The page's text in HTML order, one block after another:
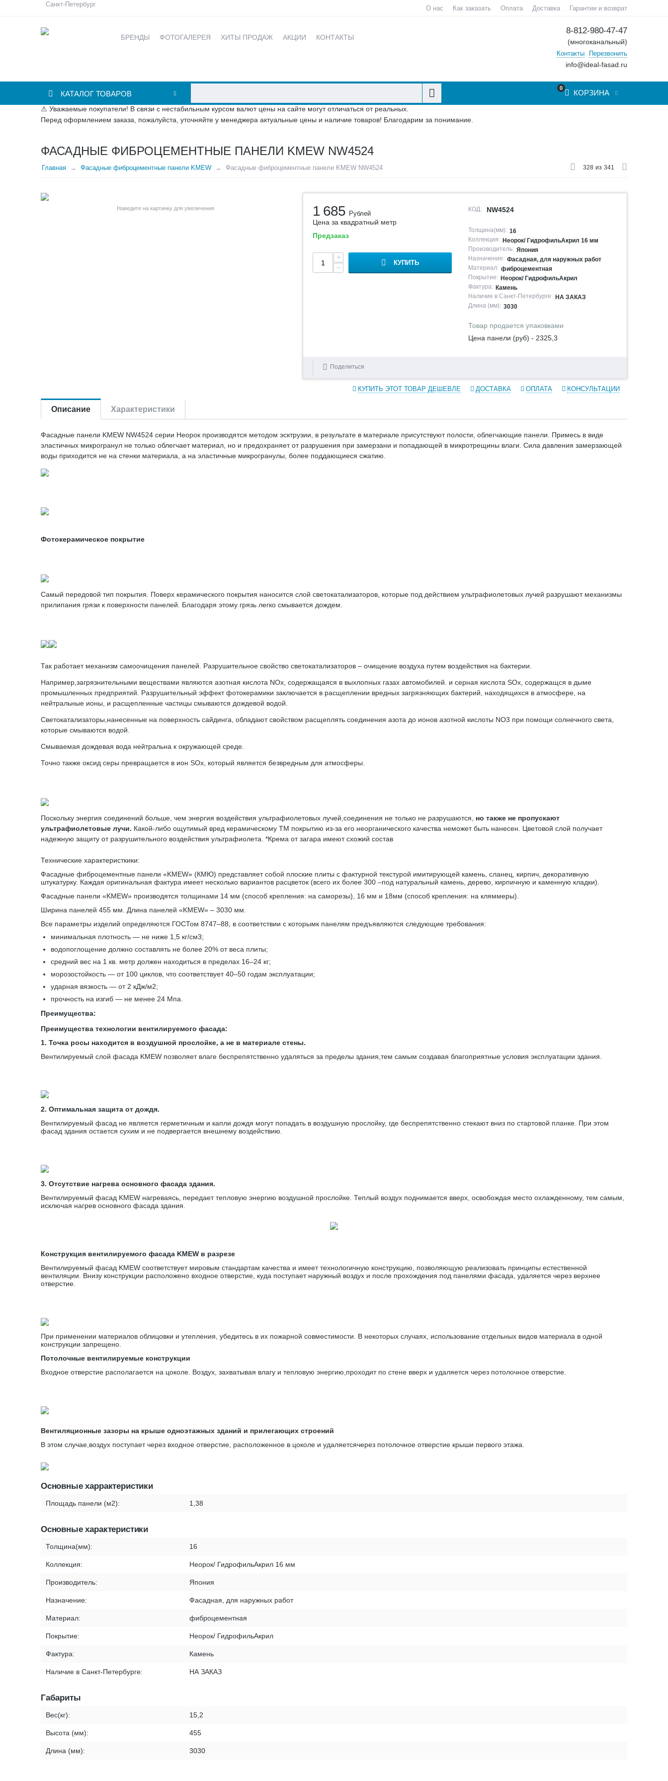
Санкт-Петербург
О нас Как заказать Оплата Доставка Гарантии и возврат
БРЕНДЫ ФОТОГАЛЕРЕЯ ХИТЫ ПРОДАЖ АКЦИИ КОНТАКТЫ
8-812-980-47-47
(многоканальный)
Контакты Перезвонить
info@ideal-fasad.ru
КАТАЛОГ ТОВАРОВ
0
КОРЗИНА
⚠ Уважаемые покупатели! В связи с нестабильным курсом валют цены на сайте могут отличаться от реальных.
Перед оформлением заказа, пожалуйста, уточняйте у менеджера актуальные цены и наличие товаров! Благодарим за понимание.
ФАСАДНЫЕ ФИБРОЦЕМЕНТНЫЕ ПАНЕЛИ KMEW NW4524
Главная Фасадные фиброцементные панели KMEW Фасадные фиброцементные панели KMEW NW4524 328 из 341
Наведите на картинку для увеличения 1 685 Рублей
Цена за квадратный метр
Предзаказ
+
−
КУПИТЬ
КОД: NW4524
Толщина(мм): 16
Коллекция: Неорок/ ГидрофильАкрил 16 мм
Производитель: Япония
Назначение: Фасадная, для наружных работ
Материал: фиброцементная
Покрытие: Неорок/ ГидрофильАкрил
Фактура: Камень
Наличие в Санкт-Петербурге: НА ЗАКАЗ
Длина (мм): 3030
Товар продается упаковками
Цена панели (руб) - 2325,3
Поделиться
КУПИТЬ ЭТОТ ТОВАР ДЕШЕВЛЕ ДОСТАВКА ОПЛАТА КОНСУЛЬТАЦИИ
Описание Характеристики
Фасадные панели KMEW NW4524 серии Неорок производятся методом эсктрузии, в результате в материале присутствуют полости, облегчающие панели. Примесь в виде
эластичных микрогранул не только облегчает материал, но и предохраняет от разрушения при замерзани и попадающей в микротрещины влаги. Сила давления замерзающей
воды приходится не на стенки материала, а на эластичные микрогранулы, более поддающиеся сжатию.
Фотокерамическое покрытие
Самый передовой тип покрытия. Поверх керамического покрытия наносится слой светокатализаторов, которые под действием ультрафиолетовых лучей разрушают механизмы
прилипания грязи к поверхности панелей. Благодаря этому грязь легко смывается дождем.
Так работает механизм самоочищения панелей. Разрушительное свойство светокатализаторов – очищение воздуха путем воздействия на бактерии.
Например,загрязнительными веществами являются азотная кислота NOx, содержащаяся в выхлопных газах автомобилей. и серная кислота SOx, содержащся в дыме
промышленных предприятий. Разрушительный эффект фотокерамики заключается в расщеплении вредных загрязняющих бактерий, находящихся в атмосфере, на
нейтральные ионы, и расщепленные частицы смываются дождевой водой.
Светокатализаторы,нанесенные на поверхность сайдинга, обладают свойством расщеплять соединения азота до ионов азотной кислоты NO3 при помощи солнечного света,
которые смываются водой.
Смываемая дождевая вода нейтральна к окружающей среде.
Точно также оксид серы превращается в ион SOx, который является безвредным для атмосферы.
Поскольку энергия соединений больше, чем энергия воздействия ультрафиолетовых лучей,соединения не только не разрушаются, но также не пропускают
ультрафиолетовые лучи. Какой-либо ощутимый вред керамическому TM покрытию из-за его неорганического качества неможет быть нанесен. Цветовой слой получает
надежную защиту от разрушительного воздействия ультрафиолета. *Крема от загара имеют схожий состав
Технические характеристкики:
Фасадные фиброцементные панели «KMEW» (КМЮ) представляет собой плоские плиты с фактурной текстурой имитирующей камень, сланец, кирпич, декоративную
штукатурку. Каждая оригинальная фактура имеет несколько вариантов расцветок (всего их более 300 –под натуральный камень, дерево, кирпичную и каменную кладки).
Фасадные панели «KMEW» производятся толщинами 14 мм (способ крепления: на саморезы), 16 мм и 18мм (способ крепления: на кляммеры).
Ширина панелей 455 мм. Длина панелей «KMEW» – 3030 мм.
Все параметры изделий определяются ГОСТом 8747–88, в соответствии с которымк панелям предъявляются следующие требования:
минимальная плотность — не ниже 1,5 кг/см3;
водопоглощение должно составлять не более 20% от веса плиты;
средний вес на 1 кв. метр должен находиться в пределах 16–24 кг;
морозостойкость — от 100 циклов, что соответствует 40–50 годам эксплуатации;
ударная вязкость — от 2 кДж/м2;
прочность на изгиб — не менее 24 Мпа.
Преимущества:
Преимущества технологии вентилируемого фасада:
1. Точка росы находится в воздушной прослойке, а не в материале стены.
Вентилируемый слой фасада KMEW позволяет влаге беспрепятственно удаляться за пределы здания,тем самым создавая благоприятные условия эксплуатации здания.
2. Оптимальная защита от дождя.
Вентилируемый фасад не является герметичным и капли дождя могут попадать в воздушную прослойку, где беспрепятственно стекают вниз по стартовой планке. При этом
фасад здания остается сухим и не подвергается внешнему воздействию.
3. Отсутствие нагрева основного фасада здания.
Вентилируемый фасад KMEW нагреваясь, передает тепловую энергию воздушной прослойке. Теплый воздух поднимается вверх, освобождая место охлажденному, тем самым,
исключая нагрев основного фасада здания.
Конструкция вентилируемого фасада KMEW в разрезе
Вентилируемый фасад KMEW соответствует мировым стандартам качества и имеет технологичную конструкцию, позволяющую реализовать принципы естественной
вентиляции. Внизу конструкции расположено входное отверстие, куда поступает наружный воздух и после прохождения под панелями фасада, удаляется через верхнее
отверстие.
При применении материалов облицовки и утепления, убедитесь в их пожарной совместимости. В некоторых случаях, использование отдельных видов материала в одной
конструкции запрещено.
Потолочные вентилируемые конструкции
Входное отверстие располагается на цоколе. Воздух, захватывая влагу и тепловую энергию,проходит по стене вверх и удаляется через потолочное отверстие.
Вентиляционные зазоры на крыше одноэтажных зданий и прилегающих строений
В этом случае,воздух поступает через входное отверстие, расположенное в цоколе и удаляетсячерез потолочное отверстие крыши первого этажа.
Основные харрактеристики
Площадь панели (м2): 1,38
Основные характеристики
Толщина(мм): 16
Коллекция: Неорок/ ГидрофильАкрил 16 мм
Производитель: Япония
Назначение: Фасадная, для наружных работ
Материал: фиброцементная
Покрытие: Неорок/ ГидрофильАкрил
Фактура: Камень
Наличие в Санкт-Петербурге: НА ЗАКАЗ
Габариты
Вес(кг): 15,2
Высота (мм): 455
Длина (мм): 3030